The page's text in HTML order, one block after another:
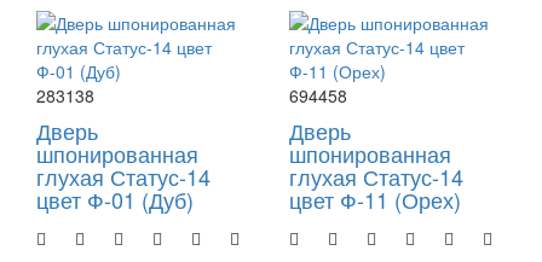
283138
Дверь
шпонированная
глухая Статус-14
цвет Ф-01 (Дуб)
694458
Дверь
шпонированная
глухая Статус-14
цвет Ф-11 (Орех)